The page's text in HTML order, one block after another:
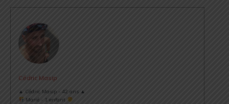
Cédric Masip
▲ Cédric Masip - 42 ans ▲
Marié - 1 enfant